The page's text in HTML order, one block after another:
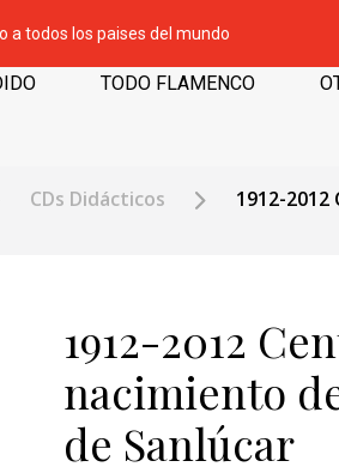
a todos los paises del mundo
TODO FLAMENCO
CDs Didácticos
1912-
1912-2012
nacimiento
de Sanlúcar